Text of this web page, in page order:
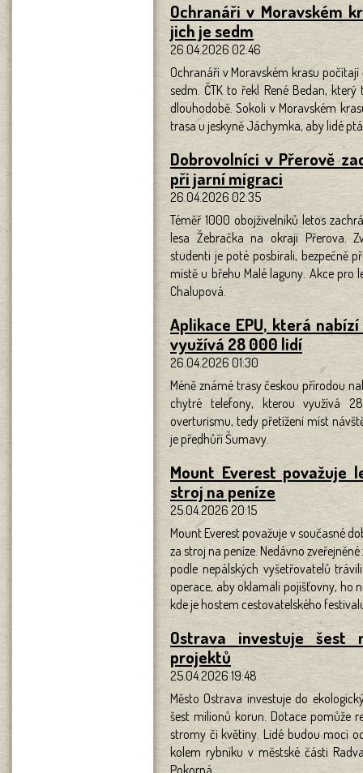
Ochranáři v Moravském
jich je sedm
26.04.2026 02:46
Ochranáři v Moravském krasu
sedm. ČTK to řekl René Bedan,
dlouhodobě. Sokoli v Moravském
trasa u jeskyně Jáchymka, aby lidé
Dobrovolníci v Přerově
při jarní migraci
26.04.2026 02:35
Téměř 1000 obojživelníků letos
lesa Žebračka na okraji Přerova.
studenti je poté posbírali, bezpečně
místě u břehu Malé laguny. Akce pro
Chalupová.
Aplikace EPU, která
využívá 28 000 lidí
26.04.2026 01:30
Méně známé trasy českou přírodou
chytré telefony, kterou využívá
overturismu, tedy přetížení míst
je předhůří Šumavy.
Mount Everest považuje
stroj na peníze
25.04.2026 20:15
Mount Everest považuje v současné
za stroj na peníze. Nedávno
podle nepálských vyšetřovatelů
operace, aby oklamali pojišťovny, ho
kde je hostem cestovatelského
Ostrava investuje šest
projektů
25.04.2026 19:48
Město Ostrava investuje do
šest milionů korun. Dotace pomůže
stromy či květiny. Lidé budou moci
kolem rybníku v městské části
Pokorná.